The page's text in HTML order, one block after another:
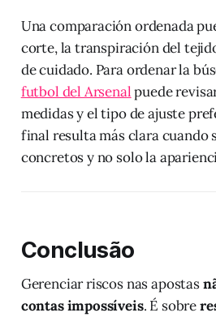
Una comparación ordenada
corte, la transpiración del
de cuidado. Para ordenar la
futbol del Arsenalpuede
medidas y el tipo de ajuste
final resulta más clara cuando
concretos y no solo la
Conclusão
Gerenciar riscos nas apostas
contas impossíveis. É sobre